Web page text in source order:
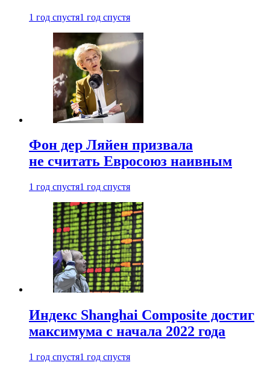
1 год спустя1 год спустя
Фон дер Ляйен призвала
не считать Евросоюз наивным
1 год спустя1 год спустя
Индекс Shanghai Composite достиг
максимума с начала 2022 года
1 год спустя1 год спустя